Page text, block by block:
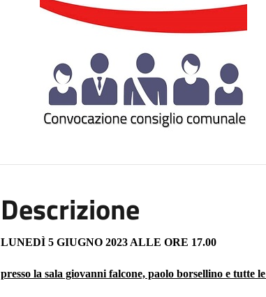
Descrizione
LUNEDÌ 5 GIUGNO 2023ALLE ORE 17.00
presso la sala giovanni falcone, paolo borsellino e tutte